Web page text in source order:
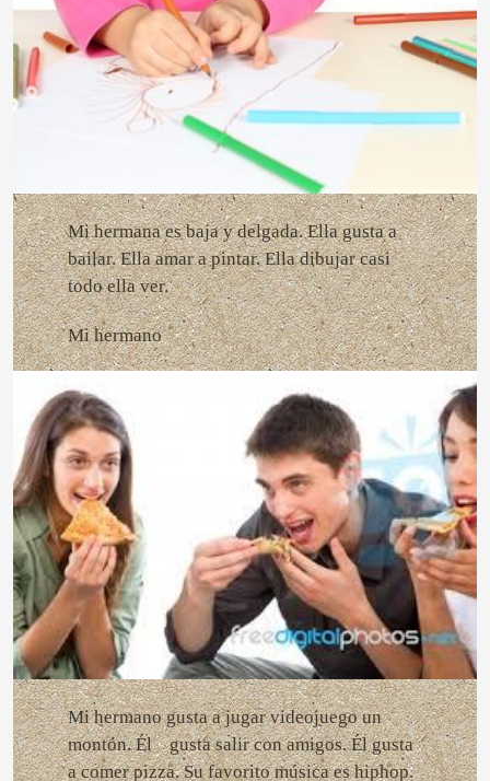
Mi hermana es baja y delgada. Ella gusta a
bailar. Ella amar a pintar. Ella dibujar casi
todo ella ver.
Mi hermano
Mi hermano gusta a jugar videojuego un
montón. Él gusta salir con amigos. Él gusta
a comer pizza. Su favorito música es hiphop.